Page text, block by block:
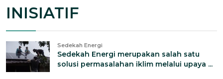
INISIATIF
Sedekah Energi
Sedekah Energi merupakan salah satu
solusi permasalahan iklim melalui upaya ...